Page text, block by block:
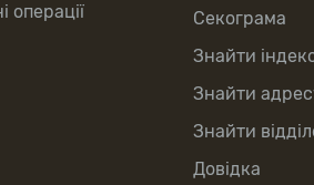
операції
Секограма
Знайти
Знайти
Знайти
Довідка